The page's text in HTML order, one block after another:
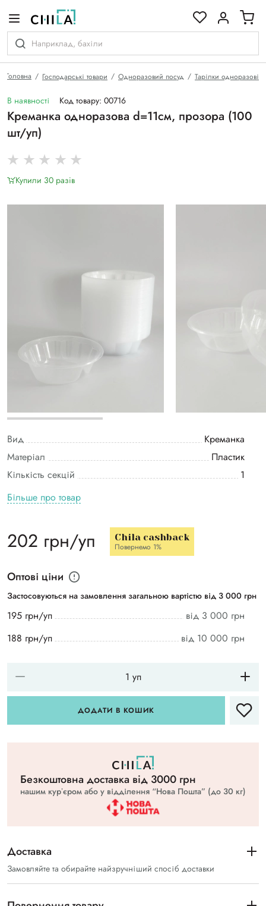
Головна Господарські товари Одноразовий посуд Тарілки одноразові
В наявності Код товару: 00716
Креманка одноразова d=11см, прозора (100
шт/уп)
Купили 30 разiв
Вид
Креманка
Матеріал
Пластик
Кількість секцій
1
Більше про товар
202 грн/уп Chila cashback
Повернемо 1%
Оптові ціни
Застосовуються на замовлення загальною вартістю від 3 000 грн
195 грн/уп
від 3 000 грн
188 грн/уп
від 10 000 грн
ДОДАТИ В КОШИК
Безкоштовна доставка вiд 3000 грн
нашим курʼєром або у відділення “Нова Пошта” (до 30 кг)
Доставка
Замовляйте та обирайте найзручніший спосіб доставки
гамі